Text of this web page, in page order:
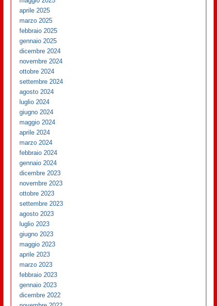
aprile 2025
marzo 2025
febbraio 2025
gennaio 2025
dicembre 2024
novembre 2024
ottobre 2024
settembre 2024
agosto 2024
luglio 2024
giugno 2024
maggio 2024
aprile 2024
marzo 2024
febbraio 2024
gennaio 2024
dicembre 2023
novembre 2023
ottobre 2023
settembre 2023
agosto 2023
luglio 2023
giugno 2023
maggio 2023
aprile 2023
marzo 2023
febbraio 2023
gennaio 2023
dicembre 2022